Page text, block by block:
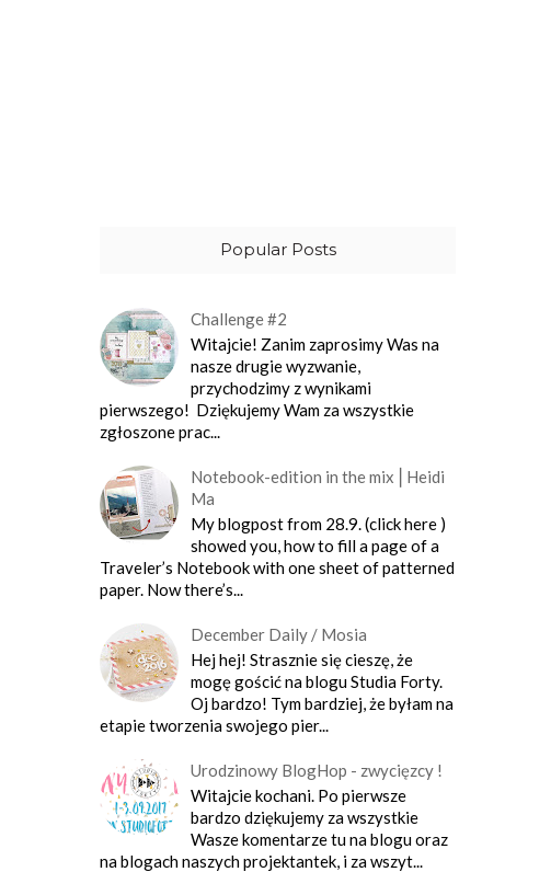
Popular Posts
Challenge #2
Witajcie! Zanim zaprosimy Was na
nasze drugie wyzwanie,
przychodzimy z wynikami
pierwszego! Dziękujemy Wam za wszystkie
zgłoszone prac...
Notebook-edition in the mix⎪Heidi
Ma
My blogpost from 28.9. (click here )
showed you, how to fill a page of a
Traveler’s Notebook with one sheet of patterned
paper. Now there’s...
December Daily / Mosia
Hej hej! Strasznie się cieszę, że
mogę gościć na blogu Studia Forty.
Oj bardzo! Tym bardziej, że byłam na
etapie tworzenia swojego pier...
Urodzinowy BlogHop - zwycięzcy !
Witajcie kochani. Po pierwsze
bardzo dziękujemy za wszystkie
Wasze komentarze tu na blogu oraz
na blogach naszych projektantek, i za wszyt...